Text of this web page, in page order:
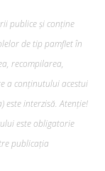
publice și conține
de tip pamflet în
recompilarea,
a conținutului acestui
este interzisă. Atenție!
este obligatorie
publicația